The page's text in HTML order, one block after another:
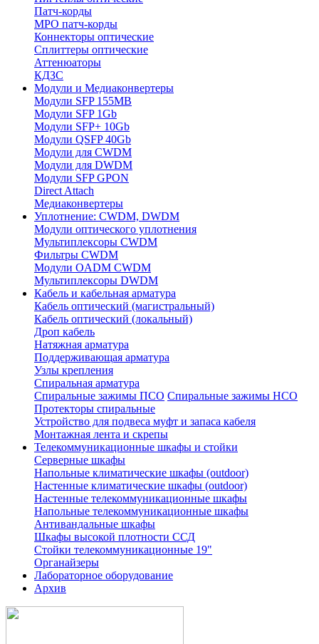
Патч-корды
MPO патч-корды
Коннекторы оптические
Сплиттеры оптические
Аттенюаторы
КДЗС
Модули и Медиаконвертеры
Модули SFP 155MB
Модули SFP 1Gb
Модули SFP+ 10Gb
Модули QSFP 40Gb
Модули для CWDM
Модули для DWDM
Модули SFP GPON
Direct Attach
Медиаконвертеры
Уплотнение: CWDM, DWDM
Модули оптического уплотнения
Мультиплексоры CWDM
Фильтры CWDM
Модули OADM CWDM
Мультиплексоры DWDM
Кабель и кабельная арматура
Кабель оптический (магистральный)
Кабель оптический (локальный)
Дроп кабель
Натяжная арматура
Поддерживающая арматура
Узлы крепления
Спиральная арматура
Спиральные зажимы ПСО Спиральные зажимы НСО
Протекторы спиральные
Устройство для подвеса муфт и запаса кабеля
Монтажная лента и скрепы
Телекоммуникационные шкафы и стойки
Серверные шкафы
Напольные климатические шкафы (outdoor)
Настенные климатические шкафы (outdoor)
Настенные телекоммуникационные шкафы
Напольные телекоммуникационные шкафы
Антивандальные шкафы
Шкафы высокой плотности ССД
Стойки телекоммуникационные 19"
Органайзеры
Лабораторное оборудование
Архив